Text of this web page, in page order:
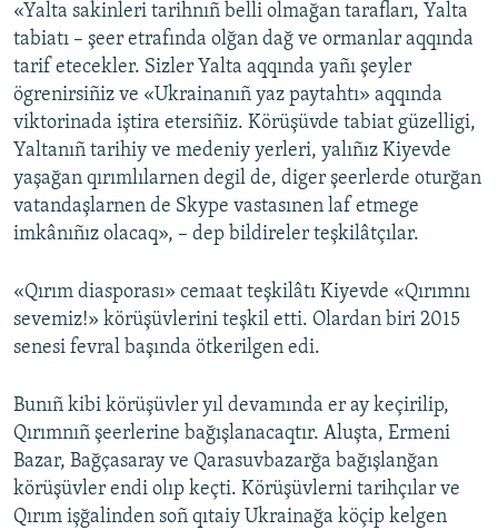
«Yalta sakinleri tarihnıñ belli olmağan tarafları, Yalta
tabiatı – şeer etrafında olğan dağ ve ormanlar aqqında
tarif etecekler. Sizler Yalta aqqında yañı şeyler
ögrenirsiñiz ve «Ukrainanıñ yaz paytahtı» aqqında
viktorinada iştira etersiñiz. Körüşüvde tabiat güzelligi,
Yaltanıñ tarihiy ve medeniy yerleri, yalıñız Kiyevde
yaşağan qırımlılarnen degil de, diger şeerlerde oturğan
vatandaşlarnen de Skype vastasınen laf etmege
imkânıñız olacaq», – dep bildireler teşkilâtçılar.
«Qırım diasporası» cemaat teşkilâtı Kiyevde «Qırımnı
sevemiz!» körüşüvlerini teşkil etti. Olardan biri 2015
senesi fevral başında ötkerilgen edi.
Bunıñ kibi körüşüvler yıl devamında er ay keçirilip,
Qırımnıñ şeerlerine bağışlanacaqtır. Aluşta, Ermeni
Bazar, Bağçasaray ve Qarasuvbazarğa bağışlanğan
körüşüvler endi olıp keçti. Körüşüvlerni tarihçılar ve
Qırım işğalinden soñ qıtaiy Ukrainağa köçip kelgen